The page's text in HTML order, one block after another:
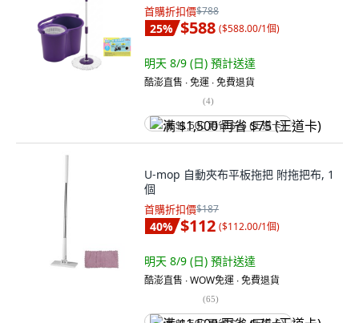
首購折扣價$788
25% $588 ($588.00/1個)
明天 8/9 (日) 預計送達
酷澎直售 ∙ 免運 ∙ 免費退貨
(4)
满 $1,500 再省 $75 (王道卡)
U-mop 自動夾布平板拖把 附拖把布, 1
個
首購折扣價$187
40% $112 ($112.00/1個)
明天 8/9 (日) 預計送達
酷澎直售 ∙ WOW免運 ∙ 免費退貨
(65)